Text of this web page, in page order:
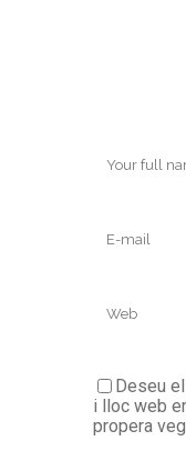
Deseu
i lloc web
propera